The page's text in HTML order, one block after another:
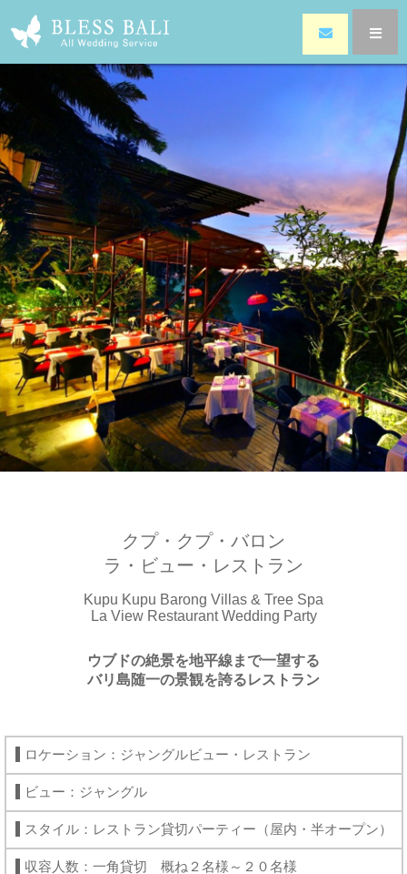
クプ・クプ・バロン
ラ・ビュー・レストラン
Kupu Kupu Barong Villas & Tree Spa
La View Restaurant Wedding Party
ウブドの絶景を地平線まで一望する
バリ島随一の景観を誇るレストラン
ロケーション：ジャングルビュー・レストラン
ビュー：ジャングル
スタイル：レストラン貸切パーティー（屋内・半オープン）
収容人数：一角貸切 概ね２名様～２０名様